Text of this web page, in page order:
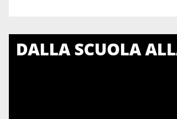
DALLA SCUOLA